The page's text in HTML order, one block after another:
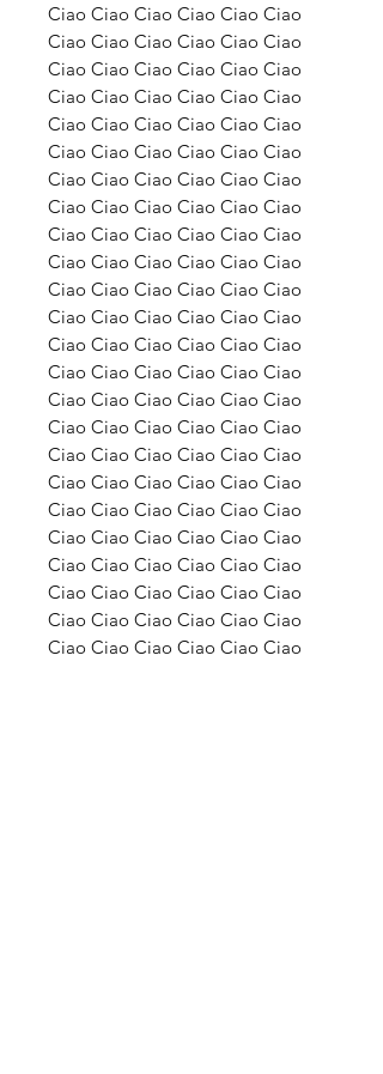
Ciao Ciao Ciao Ciao Ciao Ciao
Ciao Ciao Ciao Ciao Ciao Ciao
Ciao Ciao Ciao Ciao Ciao Ciao
Ciao Ciao Ciao Ciao Ciao Ciao
Ciao Ciao Ciao Ciao Ciao Ciao
Ciao Ciao Ciao Ciao Ciao Ciao
Ciao Ciao Ciao Ciao Ciao Ciao
Ciao Ciao Ciao Ciao Ciao Ciao
Ciao Ciao Ciao Ciao Ciao Ciao
Ciao Ciao Ciao Ciao Ciao Ciao
Ciao Ciao Ciao Ciao Ciao Ciao
Ciao Ciao Ciao Ciao Ciao Ciao
Ciao Ciao Ciao Ciao Ciao Ciao
Ciao Ciao Ciao Ciao Ciao Ciao
Ciao Ciao Ciao Ciao Ciao Ciao
Ciao Ciao Ciao Ciao Ciao Ciao
Ciao Ciao Ciao Ciao Ciao Ciao
Ciao Ciao Ciao Ciao Ciao Ciao
Ciao Ciao Ciao Ciao Ciao Ciao
Ciao Ciao Ciao Ciao Ciao Ciao
Ciao Ciao Ciao Ciao Ciao Ciao
Ciao Ciao Ciao Ciao Ciao Ciao
Ciao Ciao Ciao Ciao Ciao Ciao
Ciao Ciao Ciao Ciao Ciao Ciao